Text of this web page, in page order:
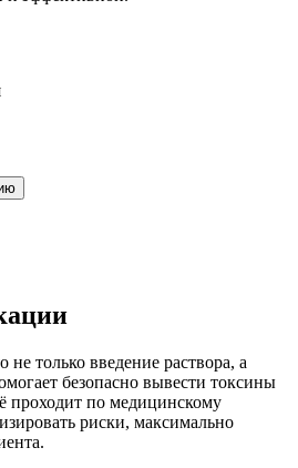
только введение раствора, а
безопасно вывести токсины
проходит по медицинскому
риски, максимально